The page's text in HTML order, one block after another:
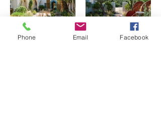
Phone Email Facebook